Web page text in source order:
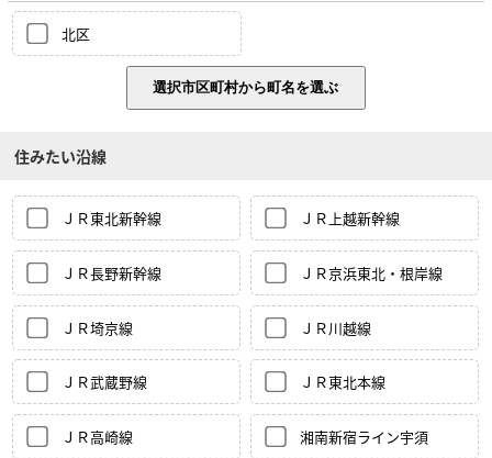
北区
住みたい沿線
ＪＲ東北新幹線 ＪＲ上越新幹線
ＪＲ長野新幹線 ＪＲ京浜東北・根岸線
ＪＲ埼京線 ＪＲ川越線
ＪＲ武蔵野線 ＪＲ東北本線
ＪＲ高崎線 湘南新宿ライン宇須